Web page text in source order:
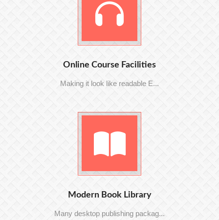
Online Course Facilities
Making it look like readable E...
Modern Book Library
Many desktop publishing packag...